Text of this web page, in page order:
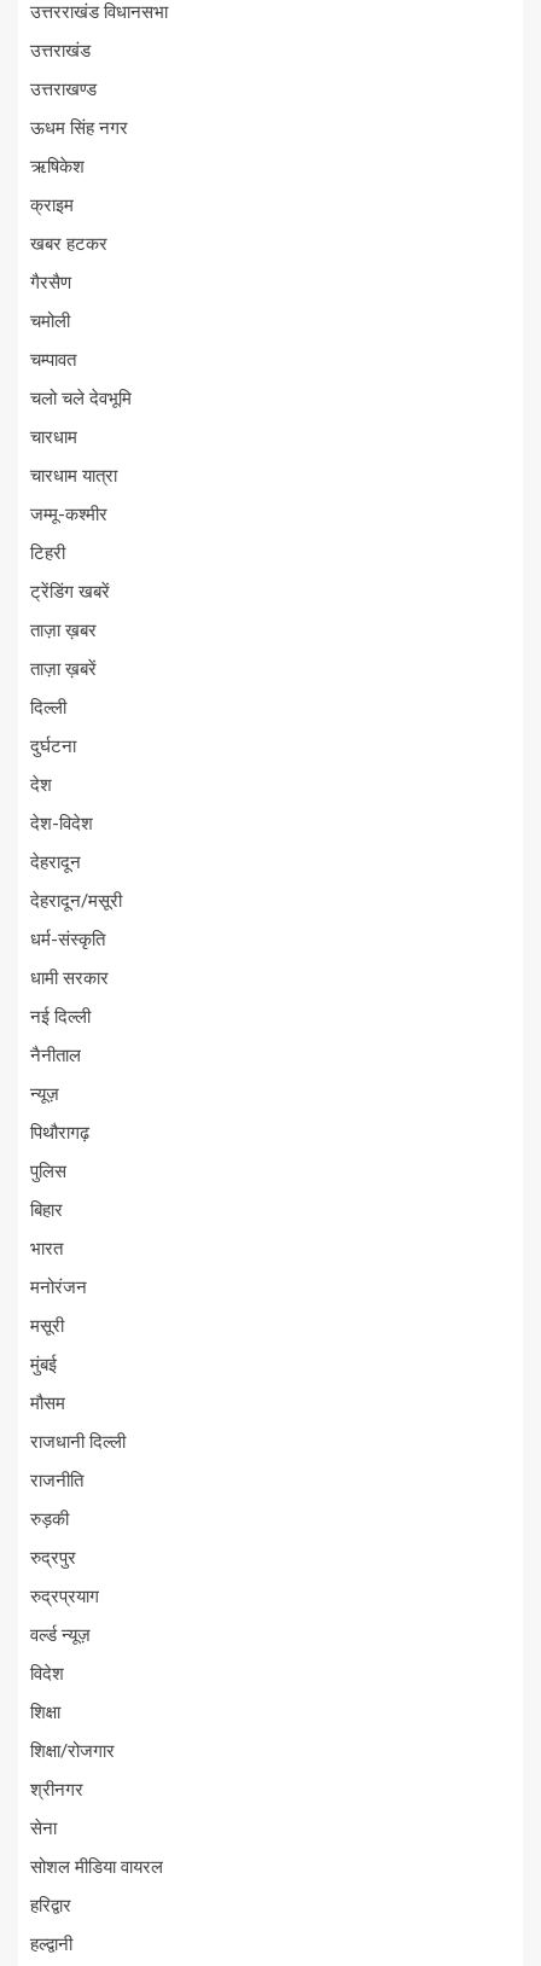
उत्तरराखंड विधानसभा
उत्तराखंड
उत्तराखण्ड
ऊधम सिंह नगर
ऋषिकेश
क्राइम
खबर हटकर
गैरसैण
चमोली
चम्पावत
चलो चले देवभूमि
चारधाम
चारधाम यात्रा
जम्मू-कश्मीर
टिहरी
ट्रेंडिंग खबरें
ताज़ा ख़बर
ताज़ा ख़बरें
दिल्ली
दुर्घटना
देश
देश-विदेश
देहरादून
देहरादून/मसूरी
धर्म-संस्कृति
धामी सरकार
नई दिल्ली
नैनीताल
न्यूज़
पिथौरागढ़
पुलिस
बिहार
भारत
मनोरंजन
मसूरी
मुंबई
मौसम
राजधानी दिल्ली
राजनीति
रुड़की
रुद्रपुर
रुद्रप्रयाग
वर्ल्ड न्यूज़
विदेश
शिक्षा
शिक्षा/रोजगार
श्रीनगर
सेना
सोशल मीडिया वायरल
हरिद्वार
हल्द्वानी